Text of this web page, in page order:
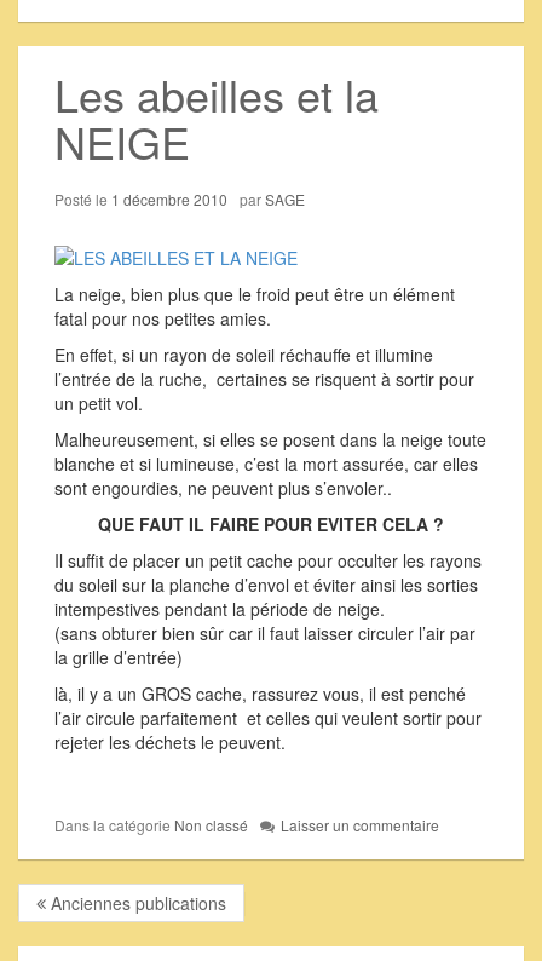
Les abeilles et la
NEIGE
Posté le 1 décembre 2010 parSAGE
La neige, bien plus que le froid peut être un élément
fatal pour nos petites amies.
En effet, si un rayon de soleil réchauffe et illumine
l’entrée de la ruche, certaines se risquent à sortir pour
un petit vol.
Malheureusement, si elles se posent dans la neige toute
blanche et si lumineuse, c’est la mort assurée, car elles
sont engourdies, ne peuvent plus s’envoler..
QUE FAUT IL FAIRE POUR EVITER CELA ?
Il suffit de placer un petit cache pour occulter les rayons
du soleil sur la planche d’envol et éviter ainsi les sorties
intempestives pendant la période de neige.
(sans obturer bien sûr car il faut laisser circuler l’air par
la grille d’entrée)
là, il y a un GROS cache, rassurez vous, il est penché
l’air circule parfaitement et celles qui veulent sortir pour
rejeter les déchets le peuvent.
Dans la catégorie Non classé Laisser un commentaire
Anciennes publications